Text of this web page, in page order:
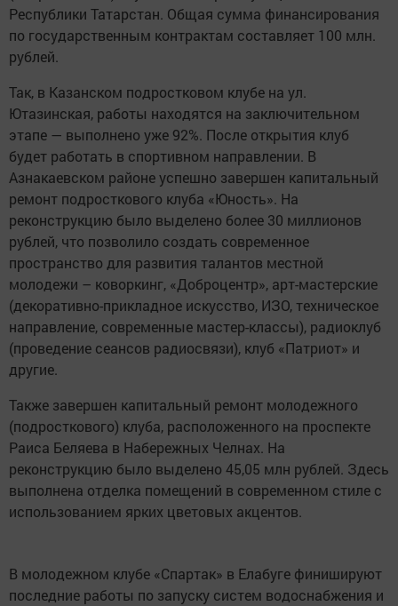
Республики Татарстан. Общая сумма финансирования
по государственным контрактам составляет 100 млн.
рублей.
Так, в Казанском подростковом клубе на ул.
Ютазинская, работы находятся на заключительном
этапе — выполнено уже 92%. После открытия клуб
будет работать в спортивном направлении. В
Азнакаевском районе успешно завершен капитальный
ремонт подросткового клуба «Юность». На
реконструкцию было выделено более 30 миллионов
рублей, что позволило создать современное
пространство для развития талантов местной
молодежи – коворкинг, «Доброцентр», арт-мастерские
(декоративно-прикладное искусство, ИЗО, техническое
направление, современные мастер-классы), радиоклуб
(проведение сеансов радиосвязи), клуб «Патриот» и
другие.
Также завершен капитальный ремонт молодежного
(подросткового) клуба, расположенного на проспекте
Раиса Беляева в Набережных Челнах. На
реконструкцию было выделено 45,05 млн рублей. Здесь
выполнена отделка помещений в современном стиле с
использованием ярких цветовых акцентов.
В молодежном клубе «Спартак» в Елабуге финишируют
последние работы по запуску систем водоснабжения и